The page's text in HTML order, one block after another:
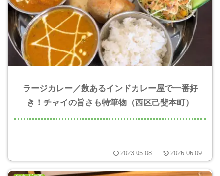
ラージカレー／数あるインドカレー屋で一番好
き！チャイの旨さも特筆物（西区己斐本町）
2023.05.08 2026.06.09